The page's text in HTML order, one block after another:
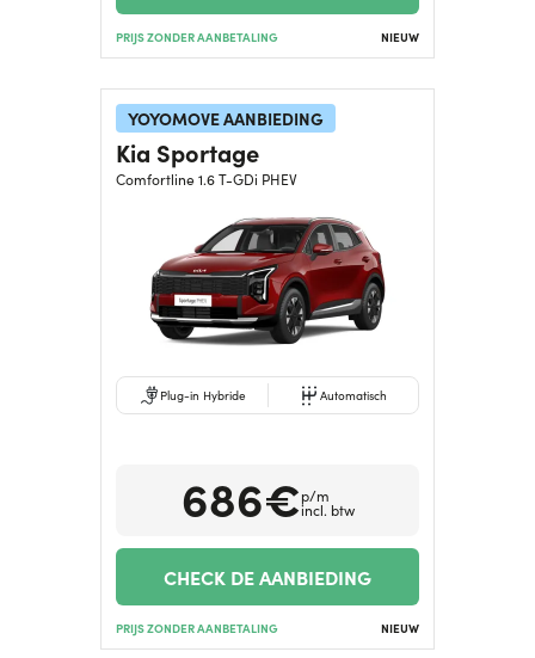
PRIJS ZONDER AANBETALING NIEUW
YOYOMOVE AANBIEDING
Kia Sportage
Comfortline 1.6 T-GDi PHEV
Plug-in Hybride Automatisch
686€p/m
incl. btw
CHECK DE AANBIEDING
PRIJS ZONDER AANBETALING NIEUW